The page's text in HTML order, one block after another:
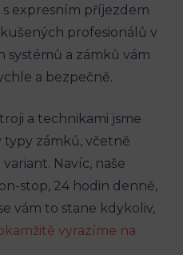
expresním příjezdem
profesionálů v
systémů a zámků vám
a‌ bezpečně.
a ​technikami jsme
zámků, ⁤včetně
Navíc, naše
stop, 24 hodin denně,
vám⁤ to⁤ stane kdykoliv,
vyrazíme na